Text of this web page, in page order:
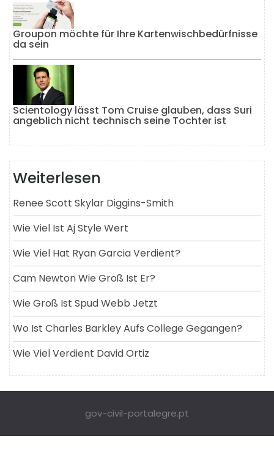
Groupon möchte für Ihre Kartenwischbedürfnisse
da sein
Scientology lässt Tom Cruise glauben, dass Suri
angeblich nicht technisch seine Tochter ist
Weiterlesen
Renee Scott Skylar Diggins-Smith
Wie Viel Ist Aj Style Wert
Wie Viel Hat Ryan Garcia Verdient?
Cam Newton Wie Groß Ist Er?
Wie Groß Ist Spud Webb Jetzt
Wo Ist Charles Barkley Aufs College Gegangen?
Wie Viel Verdient David Ortiz
gov-civil-portalegre.pt